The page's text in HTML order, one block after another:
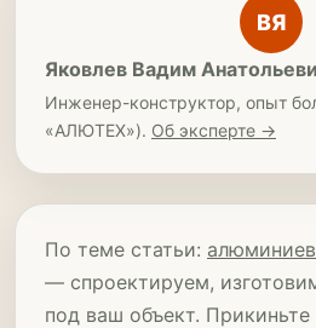
ВЯ
Яковлев Вадим
Инженер-конструктор, опыт
«АЛЮТЕХ»). Об эксперте →
По теме статьи:
— спроектируем,
под ваш объект.